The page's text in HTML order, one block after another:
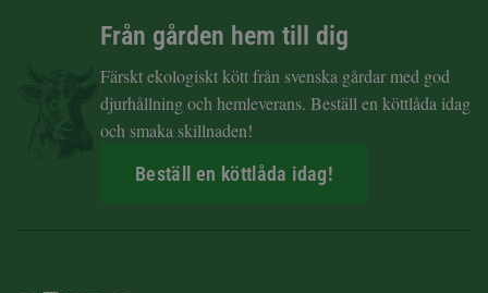
Från gården hem till dig
Färskt ekologiskt kött från svenska gårdar med god
djurhållning och hemleverans. Beställ en köttlåda idag
och smaka skillnaden!
Beställ en köttlåda idag!